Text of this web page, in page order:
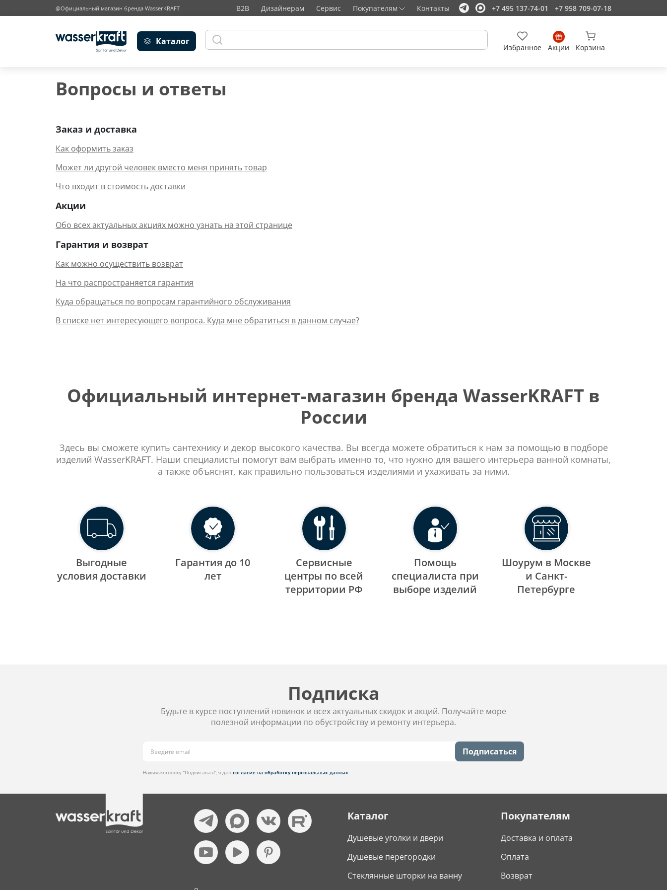
@Официальный магазин бренда WasserKRAFT B2B Дизайнерам Сервис Покупателям Контакты +7 495 137-74-01 +7 958 709-07-18
Каталог
Избранное Акции Корзина
Вопросы и ответы
Заказ и доставка
Как оформить заказ
Может ли другой человек вместо меня принять товар
Что входит в стоимость доставки
Акции
Обо всех актуальных акциях можно узнать на этой странице
Гарантия и возврат
Как можно осуществить возврат
На что распространяется гарантия
Куда обращаться по вопросам гарантийного обслуживания
В списке нет интересующего вопроса. Куда мне обратиться в данном случае?
Официальный интернет-магазин бренда WasserKRAFT в
России
Здесь вы сможете купить сантехнику и декор высокого качества. Вы всегда можете обратиться к нам за помощью в подборе
изделий WasserKRAFT. Наши специалисты помогут вам выбрать именно то, что нужно для вашего интерьера ванной комнаты,
а также объяснят, как правильно пользоваться изделиями и ухаживать за ними.
Выгодные
уcловия доставки
Гарантия до 10
лет
Сервисные
центры по всей
территории РФ
Помощь
специалиста при
выборе изделий
Шоурум в Москве
и Санкт-
Петербурге
Подписка
Будьте в курсе поступлений новинок и всех актуальных скидок и акций. Получайте море
полезной информации по обустройству и ремонту интерьера.
Подписаться
Нажимая кнопку “Подписаться”, я даю согласие на обработку персональных данных
Каталог
Душевые уголки и двери
Душевые перегородки
Стеклянные шторки на ванну
Покупателям
Доставка и оплата
Оплата
Возврат